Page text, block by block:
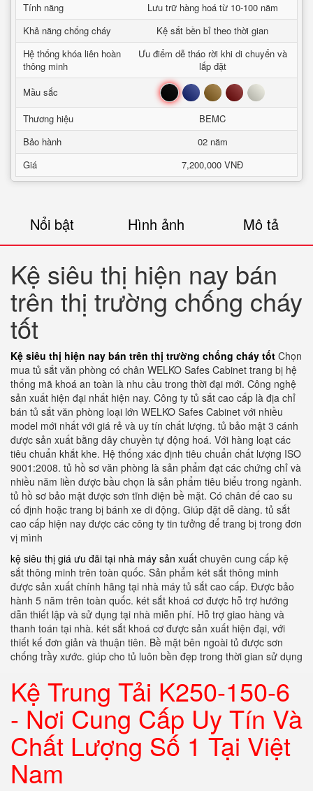
Tính năng
Lưu trữ hàng hoá từ 10-100 năm
Khả năng chống cháy
Kệ sắt bền bỉ theo thời gian
Hệ thống khóa liên hoàn
thông minh
Ưu điểm dễ tháo rời khi di chuyển và
lắp đặt
Mầu sắc
Đen Xanh Nâu Đỏ Trắng
Thương hiệu
BEMC
Bảo hành
02 năm
Giá
7,200,000 VNĐ
Nổi bật Hình ảnh Mô tả
Kệ siêu thị hiện nay bán
trên thị trường chống cháy
tốt
Kệ siêu thị hiện nay bán trên thị trường chống cháy tốt Chọn
mua tủ sắt văn phòng có chân WELKO Safes Cabinet trang bị hệ
thống mã khoá an toàn là nhu cầu trong thời đại mới. Công nghệ
sản xuất hiện đại nhất hiện nay. Công ty tủ sắt cao cấp là địa chỉ
bán tủ sắt văn phòng loại lớn WELKO Safes Cabinet với nhiều
model mới nhất với giá rẻ và uy tín chất lượng. tủ bảo mật 3 cánh
được sản xuất bằng dây chuyền tự động hoá. Với hàng loạt các
tiêu chuẩn khắt khe. Hệ thống xác định tiêu chuẩn chất lượng ISO
9001:2008. tủ hồ sơ văn phòng là sản phẩm đạt các chứng chỉ và
nhiều năm liền được bầu chọn là sản phẩm tiêu biểu trong ngành.
tủ hồ sơ bảo mật được sơn tĩnh điện bề mặt. Có chân đế cao su
cố định hoặc trang bị bánh xe di động. Giúp đặt dễ dàng. tủ sắt
cao cấp hiện nay được các công ty tin tưởng để trang bị trong đơn
vị mình
kệ siêu thị giá ưu đãi tại nhà máy sản xuất chuyên cung cấp kệ
sắt thông minh trên toàn quốc. Sản phẩm két sắt thông minh
được sản xuất chính hãng tại nhà máy tủ sắt cao cấp. Được bảo
hành 5 năm trên toàn quốc. két sắt khoá cơ được hỗ trợ hướng
dẫn thiết lập và sử dụng tại nhà miễn phí. Hỗ trợ giao hàng và
thanh toán tại nhà. két sắt khoá cơ được sản xuất hiện đại, với
thiết kế đơn giản và thuận tiên. Bề mặt bên ngoài tủ được sơn
chống trầy xước. giúp cho tủ luôn bền đẹp trong thời gian sử dụng
Kệ Trung Tải K250-150-6
- Nơi Cung Cấp Uy Tín Và
Chất Lượng Số 1 Tại Việt
Nam